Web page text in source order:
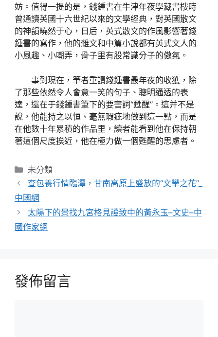
妨。值得一提的是，錢鍾書在牛津年夜學藏書樓時
曾通讀英國十六世紀以來的文學經典，對英國散文
的神韻曉然于心，日后，英式散文的作風影響著錢
鍾書的寫作，他的雜文和中篇小說都有英式文人的
小風趣、小嘲弄，骨子里有股常識分子的傲氣。
事到現在，筆者重讀錢鍾書最年夜的收獲，除
了那些依然令人會意一笑的句子、聰明通透的表
達，還在于錢鍾書筆下的要害詞“甦醒”。這并不是
說，他能持之以恒、毫無瑕疵地做到這一點，而是
在他數十年累積的作品里，讀者能看到他在保持朝
著這個尺度挨近，他在極力做一個甦醒的思慮者。
分
類
未分類
查包養行情臨潭，甘南高原上盛放的“文學之花”_
中國網
太陽下的景找九宮格見證致中的黃永玉–文史–中
國作家網
發佈留言